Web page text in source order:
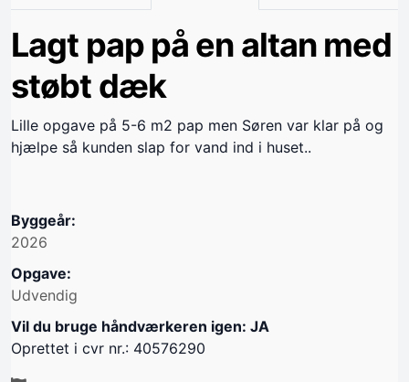
Lagt pap på en altan med
støbt dæk
Lille opgave på 5-6 m2 pap men Søren var klar på og
hjælpe så kunden slap for vand ind i huset..
Byggeår:
2026
Opgave:
Udvendig
Vil du bruge håndværkeren igen: JA
Oprettet i cvr nr.: 40576290